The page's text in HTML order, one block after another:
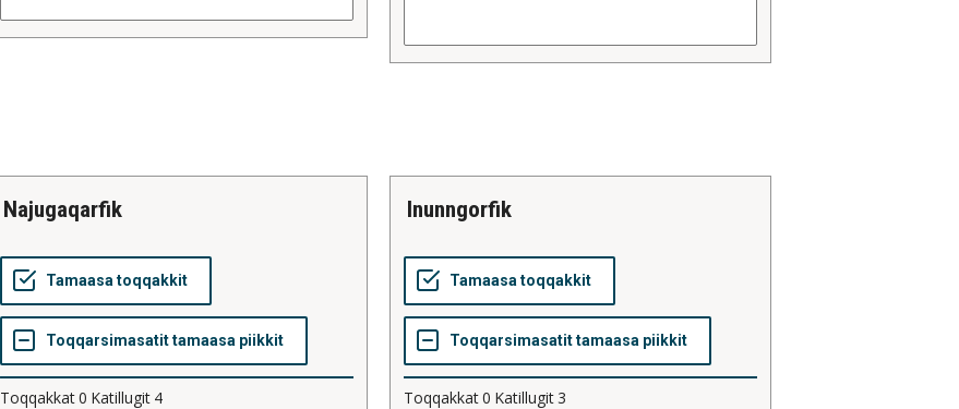
najugaqarfik
Toqqakkat0 Katillugit 4
inunngorfik
Toqqakkat0 Katillugit3